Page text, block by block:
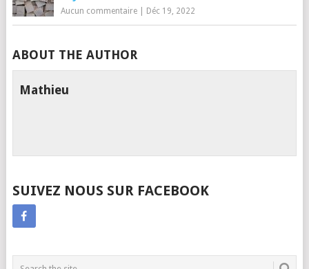
Aucun commentaire| Déc 19, 2022
ABOUT THE AUTHOR
Mathieu
SUIVEZ NOUS SUR FACEBOOK